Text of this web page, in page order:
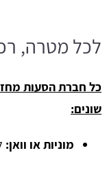
לכל מטרה,
כל חברת הסעות
שונים:
מוניות או וואן: